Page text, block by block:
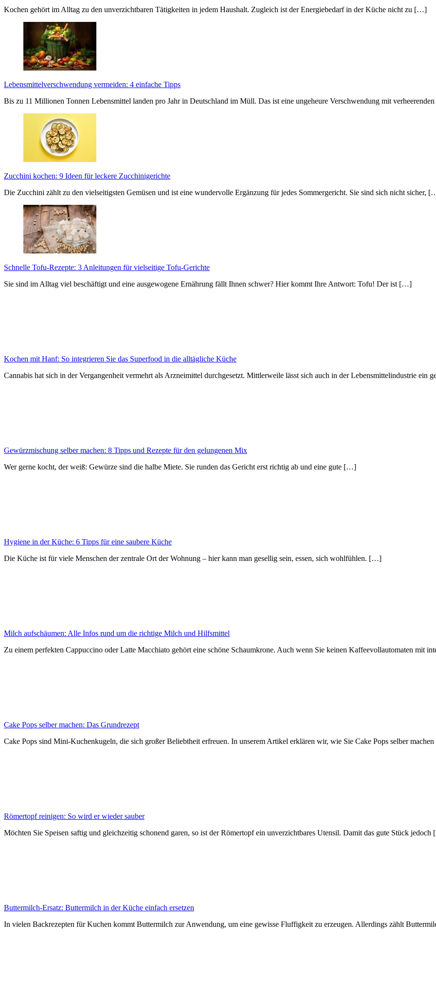
Kochen gehört im Alltag zu den unverzichtbaren Tätigkeiten in jedem Haushalt. Zugleich ist der Energiebedarf in der Küche nicht zu […]
Lebensmittelverschwendung vermeiden: 4 einfache Tipps
Bis zu 11 Millionen Tonnen Lebensmittel landen pro Jahr in Deutschland im Müll. Das ist eine ungeheure Verschwendung mit
Zucchini kochen: 9 Ideen für leckere Zucchinigerichte
Die Zucchini zählt zu den vielseitigsten Gemüsen und ist eine wundervolle Ergänzung für jedes Sommergericht. Sie sind sich nicht sicher,
Schnelle Tofu-Rezepte: 3 Anleitungen für vielseitige Tofu-Gerichte
Sie sind im Alltag viel beschäftigt und eine ausgewogene Ernährung fällt Ihnen schwer? Hier kommt Ihre Antwort: Tofu! Der ist […]
Kochen mit Hanf: So integrieren Sie das Superfood in die alltägliche Küche
Cannabis hat sich in der Vergangenheit vermehrt als Arzneimittel durchgesetzt. Mittlerweile lässt sich auch in der Lebensmittelindustrie ein
Gewürzmischung selber machen: 8 Tipps und Rezepte für den gelungenen Mix
Wer gerne kocht, der weiß: Gewürze sind die halbe Miete. Sie runden das Gericht erst richtig ab und eine gute […]
Hygiene in der Küche: 6 Tipps für eine saubere Küche
Die Küche ist für viele Menschen der zentrale Ort der Wohnung – hier kann man gesellig sein, essen, sich wohlfühlen. […]
Milch aufschäumen: Alle Infos rund um die richtige Milch und Hilfsmittel
Zu einem perfekten Cappuccino oder Latte Macchiato gehört eine schöne Schaumkrone. Auch wenn Sie keinen Kaffeevollautomaten mit
Cake Pops selber machen: Das Grundrezept
Cake Pops sind Mini-Kuchenkugeln, die sich großer Beliebtheit erfreuen. In unserem Artikel erklären wir, wie Sie Cake Pops selber
Römertopf reinigen: So wird er wieder sauber
Möchten Sie Speisen saftig und gleichzeitig schonend garen, so ist der Römertopf ein unverzichtbares Utensil. Damit das gute Stück
Buttermilch-Ersatz: Buttermilch in der Küche einfach ersetzen
In vielen Backrezepten für Kuchen kommt Buttermilch zur Anwendung, um eine gewisse Fluffigkeit zu erzeugen. Allerdings zählt